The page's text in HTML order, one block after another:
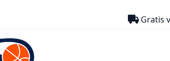
Gratis